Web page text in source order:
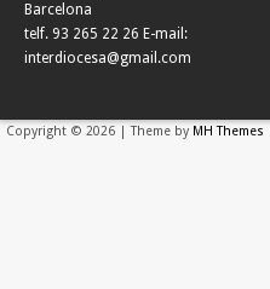
Barcelona
telf. 93 265 22 26 E-mail:
interdiocesa@gmail.com
Copyright © 2026 | Theme by MH Themes